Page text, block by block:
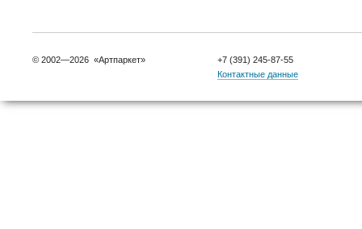
© 2002—2026 «Артпаркет»
+7 (391) 245-87-55
Контактные данные